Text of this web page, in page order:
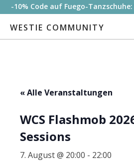
-10% Code auf Fuego-Tanzschuhe:
WESTIE COMMUNITY
« Alle Veranstaltungen
WCS Flashmob
Sessions
7. August @ 20:00 - 22:00